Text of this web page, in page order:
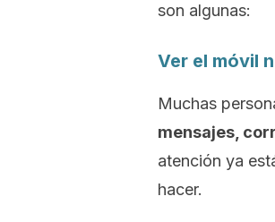
son algunas:
Ver el móvil
Muchas
mensajes,
atención ya
hacer.